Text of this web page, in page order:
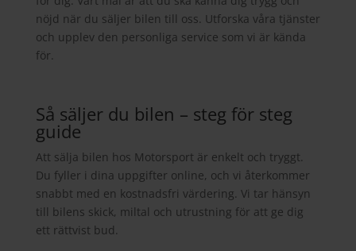
nöjd när du säljer bilen till oss. Utforska våra tjänster
och upplev den personliga service som vi är kända
för.
Så säljer du bilen – steg för steg
guide
Att sälja bilen hos Motorsport är enkelt och tryggt.
Du fyller i dina uppgifter online, och vi återkommer
snabbt med en kostnadsfri värdering. Vi tar hänsyn
till bilens skick, miltal och utrustning för att ge dig
ett rättvist bud.